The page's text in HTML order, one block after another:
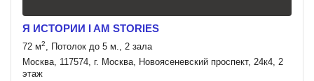
Я ИСТОРИИ I AM STORIES
72 м2, Потолок до 5 м., 2 зала
Москва, 117574, г. Москва, Новоясеневский проспект, 24к4, 2
этаж